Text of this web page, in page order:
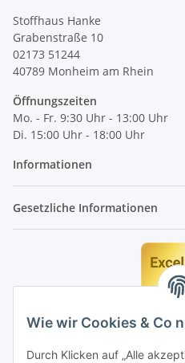
Wie wir Cookies & Co
Durch Klicken auf „Alle
Stoffhaus Hanke
Grabenstraße 10
02173 51244
40789 Monheim am Rhein
Öffnungszeiten
Mo. - Fr. 9:30 Uhr - 13:00 Uhr
Di. 15:00 Uhr - 18:00 Uhr
Informationen
Gesetzliche Informationen